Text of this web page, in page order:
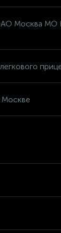
Москва МО
Москве